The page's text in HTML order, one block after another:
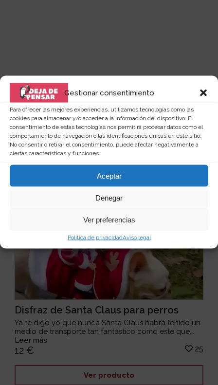
Gestionar consentimiento
Para ofrecer las mejores experiencias, utilizamos tecnologías como las
cookies para almacenar y/o acceder a la información del dispositivo. El
consentimiento de estas tecnologías nos permitirá procesar datos como el
comportamiento de navegación o las identificaciones únicas en este sitio.
No consentir o retirar el consentimiento, puede afectar negativamente a
ciertas características y funciones.
Aceptar
Denegar
Ver preferencias
Política de privacidadAviso legal
Quizás te puede interesar...
Disfraz de Santa Claus para perros
Ya te digo yo que nunca Santa Claus habrá tenido un
medio de transporte tan fantástico como este que...
Leer más
12 € 25
Ver producto